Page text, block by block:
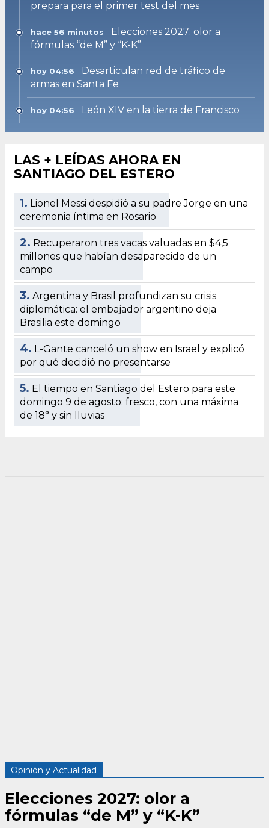
prepara para el primer test del mes
hace 56 minutos
Elecciones 2027: olor a
fórmulas “de M” y “K-K”
hoy 04:56
Desarticulan red de tráfico de
armas en Santa Fe
hoy 04:56 León XIV en la tierra de Francisco
LAS + LEÍDAS AHORA EN
SANTIAGO DEL ESTERO
1. Lionel Messi despidió a su padre Jorge en una
ceremonia íntima en Rosario
2. Recuperaron tres vacas valuadas en $4,5
millones que habían desaparecido de un
campo
3. Argentina y Brasil profundizan su crisis
diplomática: el embajador argentino deja
Brasilia este domingo
4. L-Gante canceló un show en Israel y explicó
por qué decidió no presentarse
5. El tiempo en Santiago del Estero para este
domingo 9 de agosto: fresco, con una máxima
de 18° y sin lluvias